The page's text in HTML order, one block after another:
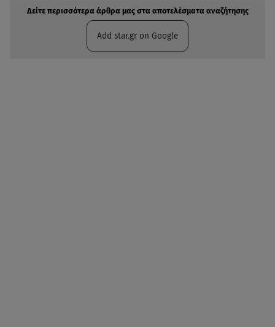
Δείτε περισσότερα άρθρα μας στα αποτελέσματα αναζήτησης
Add star.gr on Google